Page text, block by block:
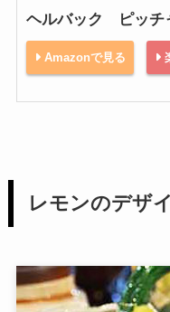
ヘルバック ピッチ
Amazonで見る
レモンのデザ